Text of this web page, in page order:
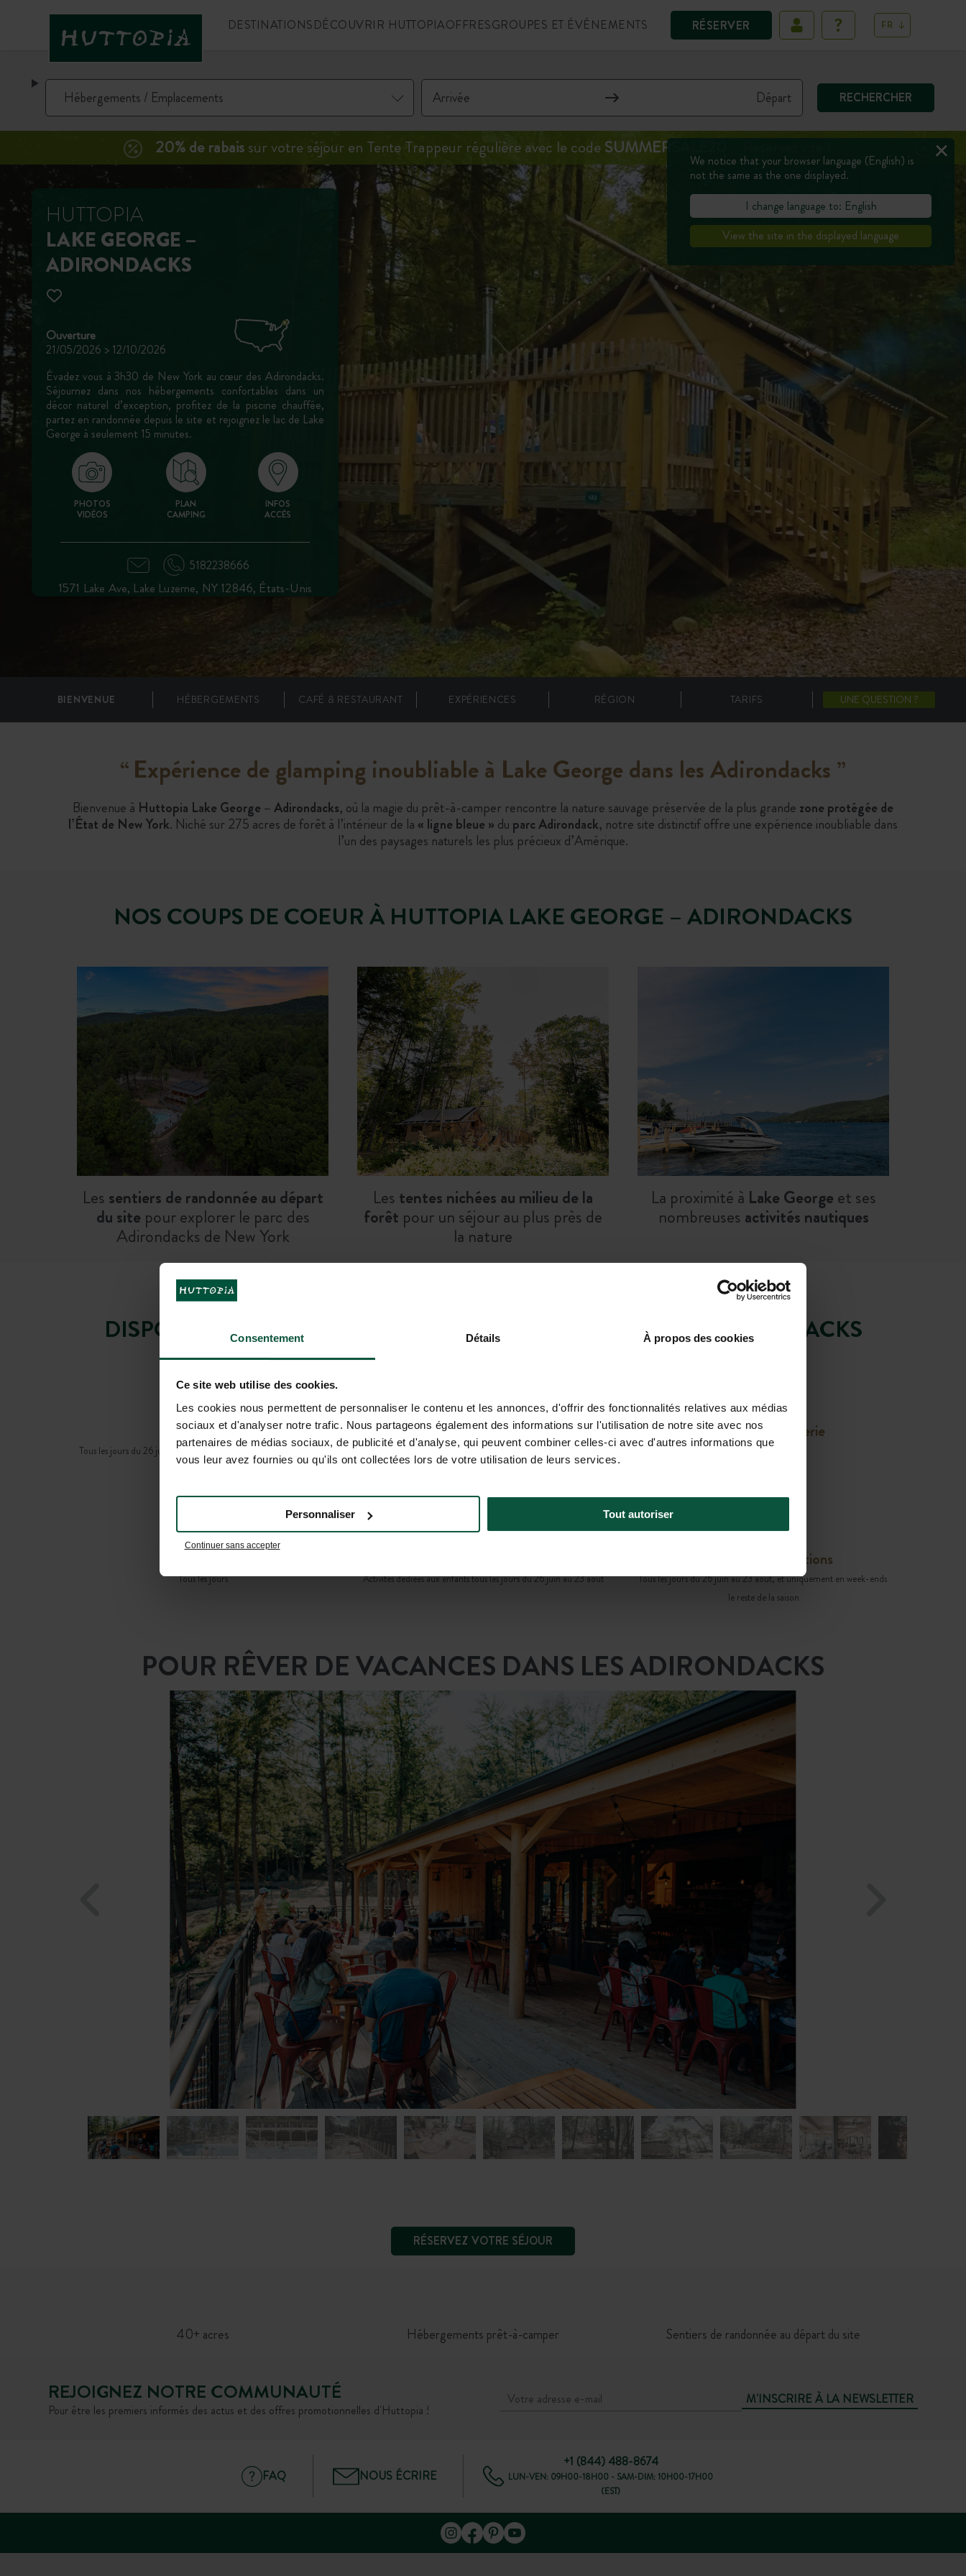
Consentement Détails À propos des cookies
Ce site web utilise des cookies.
Les cookies nous permettent de personnaliser le contenu et les annonces, d'offrir des fonctionnalités relatives aux médias
sociaux et d'analyser notre trafic. Nous partageons également des informations sur l'utilisation de notre site avec nos
partenaires de médias sociaux, de publicité et d'analyse, qui peuvent combiner celles-ci avec d'autres informations que
vous leur avez fournies ou qu'ils ont collectées lors de votre utilisation de leurs services.
Continuer sans accepter
Personnaliser Tout autoriser
RÉSERVER
DESTINATIONSDÉCOUVRIR HUTTOPIAOFFRESGROUPES ET ÉVÉNEMENTS FR
RECHERCHER
20% de rabaissur votre séjour en Tente Trappeur régulière avec le codeSUMMERSALE20
HUTTOPIA
LAKE GEORGE –
ADIRONDACKS
Ouverture
21/05/2026 > 12/10/2026
Évadez vous à 3h30 de New York au cœur des Adirondacks.
Séjournez dans nos hébergements confortables dans un
décor naturel d’exception, profitez de la piscine chauffée,
partez en randonnée depuis le site et rejoignez le lac de Lake
George à seulement 15 minutes.
PHOTOS
VIDÉOS
PLAN
CAMPING
INFOS
ACCÈS
5182238666
1571 Lake Ave, Lake Luzerne, NY 12846, États-Unis
BIENVENUE HÉBERGEMENTS CAFÉ & RESTAURANT EXPÉRIENCES RÉGION TARIFS UNE QUESTION ?
“Expérience de glamping inoubliable à Lake George dans les Adirondacks ”
Bienvenue à Huttopia Lake George – Adirondacks, où la magie du prêt-à-camper rencontre la nature sauvage préservée de la plus grande zone protégée de
l’État de New York. Niché sur 275 acres de forêt à l’intérieur de la « ligne bleue » du parc Adirondack, notre site distinctif offre une expérience inoubliable dans
l’un des paysages naturels les plus précieux d’Amérique.
NOS COUPS DE COEUR À HUTTOPIA LAKE GEORGE – ADIRONDACKS
Les sentiers de randonnée au départ
du site pour explorer le parc des
Adirondacks de New York
Les tentes nichées au milieu de la
forêt pour un séjour au plus près de
la nature
La proximité à Lake George et ses
nombreuses activités nautiques
DISPONIBLE POUR VOUS À HUTTOPIA LAKE GEORGE – ADIRONDACKS
Bistro
Tous les jours du 26 juin au 23 août, uniquement les week-ends le
Petit déjeuner
Tous les jours
Boutique & Épicerie
Tous les jours
Tous les jours Activités dédiées aux enfants tous les jours du 26 juin au 23 août
Activités & Animations
Tous les jours du 26 juin au 23 août, et uniquement en week-ends
le reste de la saison
POUR RÊVER DE VACANCES DANS LES ADIRONDACKS
RÉSERVEZ VOTRE SÉJOUR
40+ acres Hébergements prêt-à-camper Sentiers de randonnée au départ du site
We notice that your browser language (English) is
not the same as the one displayed.
I change language to: English
View the site in the displayed language
REJOIGNEZ NOTRE COMMUNAUTÉ
Pour être les premiers informés des actus et des offres promotionnelles d'Huttopia !
M'INSCRIRE À LA NEWSLETTER
FAQ NOUS ÉCRIRE
+1 (844) 488-8674
LUN-VEN: 09H00-18H00 - SAM-DIM: 10H00-17H00
(EST)